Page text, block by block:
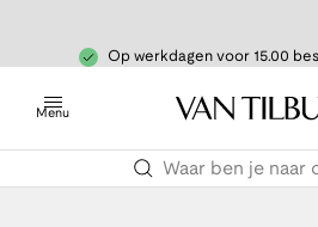
Op werkdagen voor 15.00
Menu